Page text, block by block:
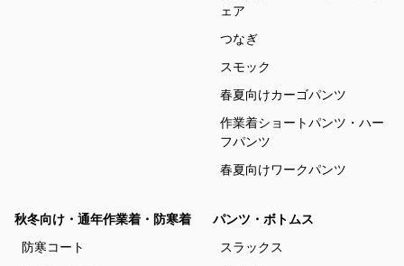
ェア
つなぎ
スモック
春夏向けカーゴパンツ
作業着ショートパンツ・ハー
フパンツ
春夏向けワークパンツ
秋冬向け・通年作業着・防寒着
防寒コート
パンツ・ボトムス
スラックス